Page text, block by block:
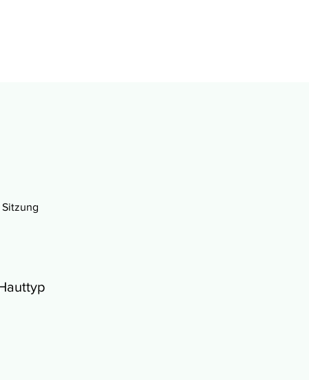
Sitzung